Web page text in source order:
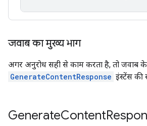
जवाब का मुख्य भाग
अगर अनुरोध सही से काम करता है, तो जवाब
GenerateContentResponse इंस्टेंस की
GenerateContent